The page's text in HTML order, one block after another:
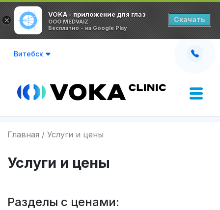
Витебск
Главная Услуги и цены
Услуги и цены
Разделы с ценами:
×
VOKA - приложение для глаз
OOO MEDVAIZ
Бесплатно - на Google Play
Скачать